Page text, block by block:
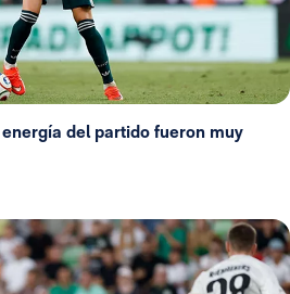
del partido fueron muy